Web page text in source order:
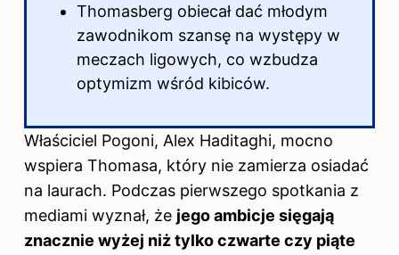
Thomasberg obiecał dać młodym
zawodnikom szansę na występy w
meczach ligowych, co wzbudza
optymizm wśród kibiców.
Właściciel Pogoni, Alex Haditaghi, mocno
wspiera Thomasa, który nie zamierza osiadać
na laurach. Podczas pierwszego spotkania z
mediami wyznał, że jego ambicje sięgają
znacznie wyżej niż tylko czwarte czy piąte